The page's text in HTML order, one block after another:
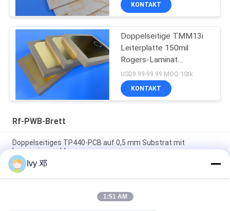
KONTAKT
Doppelseitige TMM13i
Leiterplatte 150mil
Rogers-Laminat
Hochfrequenzschaltungen
USD9.99-99.99 MOQ:1Stk
KONTAKT
Rf-PWB-Brett
Doppelseitiges TP440-PCB auf 0,5 mm Substrat mit
Immersionsgold
Doppelseitiges CER-10 Hochfrequenz-PCB 30 Millimeter
Laminat-Immersionssilber
5 mil Dicke WL-CT300 PCB 2-Schicht schwarz Seidenfläche
Ivy 邓
1:51 AM